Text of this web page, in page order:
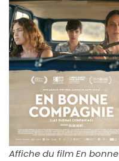
Affiche du film En bonne